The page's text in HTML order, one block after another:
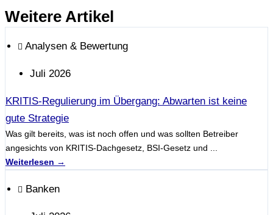
Weitere Artikel
Analysen & Bewertung
Juli 2026
KRITIS-Regulierung im Übergang: Abwarten ist keine
gute Strategie
Was gilt bereits, was ist noch offen und was sollten Betreiber
angesichts von KRITIS-Dachgesetz, BSI-Gesetz und ...
Weiterlesen →
Banken